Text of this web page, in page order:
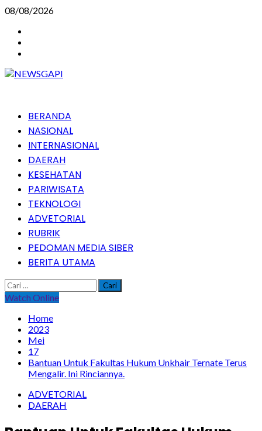
Skip
content
08/08/2026
PrimaryBERANDA
NASIONAL
INTERNASIONAL
DAERAH
KESEHATAN
PARIWISATA
TEKNOLOGI
ADVETORIAL
RUBRIK
PEDOMAN MEDIA SIBER
BERITA UTAMA
Cari
untuk:
Watch Online
Home
2023
Mei
17
Bantuan Untuk Fakultas Hukum Unkhair Ternate Terus
Mengalir. Ini Rinciannya.
ADVETORIAL
DAERAH